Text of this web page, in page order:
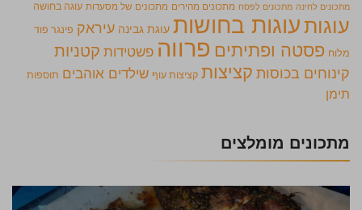
מתכונים לחינה מתכונים לפסח מתכונים מהירים מתכונים של מסעדות עוגה בחושה
עוגותעוגות בחושות עוגת גבינה עיראק פינגר פוד
מלוח פסטה ופתיתים פרווה פשטידות קטניות
קינוחים בכוסות קציצות קציצות עוף שילדים אוהבים תוספות
תימן
מתכונים מומלצים